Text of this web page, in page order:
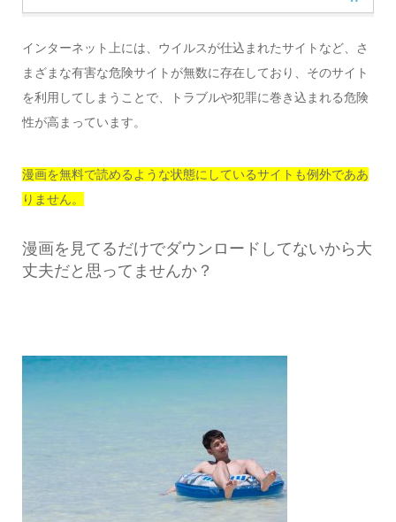
インターネット上には、ウイルスが仕込まれたサイトなど、さ
まざまな有害な危険サイトが無数に存在しており、そのサイト
を利用してしまうことで、トラブルや犯罪に巻き込まれる危険
性が高まっています。
漫画を無料で読めるような状態にしているサイトも例外でああ
りません。
漫画を見てるだけでダウンロードしてないから大
丈夫だと思ってませんか？